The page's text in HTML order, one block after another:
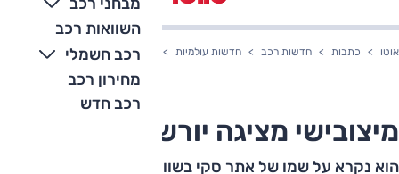
השוואות רכב
רכב חשמלי
מחירון רכב
רכב חדש
אוטו כתבות חדשות רכב חדשות עולמיות מיצובישי מציגה יורש לפאג'רו?
מיצובישי מציגה יורש לפאג'רו?
הוא נקרא על שמו של אתר סקי בשוויץ ומציע הנעת כלאיים